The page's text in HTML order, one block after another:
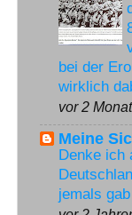
bei der
wirklich
vor 2
Meine
Denke ich
jemals